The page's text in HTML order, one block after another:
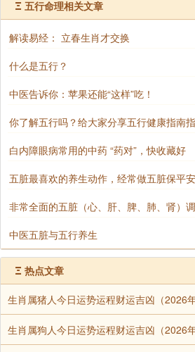
因为他们每晚都在21点钟准时睡觉
植物吸收阳光的能量，夜里
物，细胞分裂的时间段大致相同
辰，细胞的新生远赶不上消亡，人
病，人要顺其自然，就应跟着太
蠢的选择，迟早会被太阳巨大的引
理。
睡眠不好是一个综合性的问
觉警觉;胃火过剩，睡觉不安;肝阴
二、睡眠与疾病
Ξ 五行命理相关文章
解读易经： 立春生肖才交换
什么是五行？
中医告诉你：苹果还能“这样”吃！
你了解五行吗？给大家分享五行健康指南
白内障眼病常用的中药 “药对”，快收藏好
五脏最喜欢的养生动作，经常做五脏保平安
非常全面的五脏（心、肝、脾、肺、肾）
中医五脏与五行养生
Ξ 热点文章
生肖属猪人今日运势运程财运吉凶（2026
生肖属狗人今日运势运程财运吉凶（2026